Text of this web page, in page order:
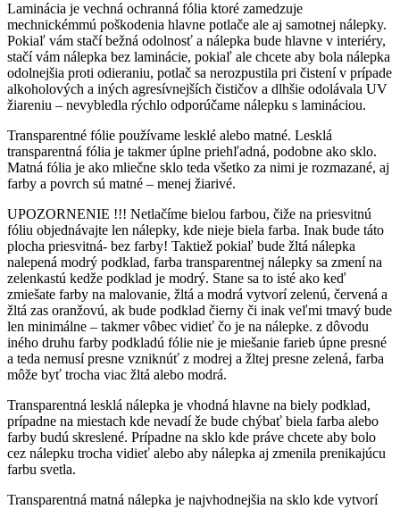
Laminácia je vechná ochranná fólia ktoré zamedzuje
mechnickémmú poškodenia hlavne potlače ale aj samotnej nálepky.
Pokiaľ vám stačí bežná odolnosť a nálepka bude hlavne v interiéry,
stačí vám nálepka bez laminácie, pokiaľ ale chcete aby bola nálepka
odolnejšia proti odieraniu, potlač sa nerozpustila pri čistení v prípade
alkoholových a iných agresívnejších čističov a dlhšie odolávala UV
žiareniu – nevybledla rýchlo odporúčame nálepku s lamináciou.
Transparentné fólie používame lesklé alebo matné. Lesklá
transparentná fólia je takmer úplne priehľadná, podobne ako sklo.
Matná fólia je ako mliečne sklo teda všetko za nimi je rozmazané, aj
farby a povrch sú matné – menej žiarivé.
UPOZORNENIE !!! Netlačíme bielou farbou, čiže na priesvitnú
fóliu objednávajte len nálepky, kde nieje biela farba. Inak bude táto
plocha priesvitná- bez farby! Taktiež pokiaľ bude žltá nálepka
nalepená modrý podklad, farba transparentnej nálepky sa zmení na
zelenkastú kedže podklad je modrý. Stane sa to isté ako keď
zmiešate farby na malovanie, žltá a modrá vytvorí zelenú, červená a
žltá zas oranžovú, ak bude podklad čierny či inak veľmi tmavý bude
len minimálne – takmer vôbec vidieť čo je na nálepke. z dôvodu
iného druhu farby podkladú fólie nie je miešanie farieb úpne presné
a teda nemusí presne vzniknúť z modrej a žltej presne zelená, farba
môže byť trocha viac žltá alebo modrá.
Transparentná lesklá nálepka je vhodná hlavne na biely podklad,
prípadne na miestach kde nevadí že bude chýbať biela farba alebo
farby budú skreslené. Prípadne na sklo kde práve chcete aby bolo
cez nálepku trocha vidieť alebo aby nálepka aj zmenila prenikajúcu
farbu svetla.
Transparentná matná nálepka je najvhodnejšia na sklo kde vytvorí